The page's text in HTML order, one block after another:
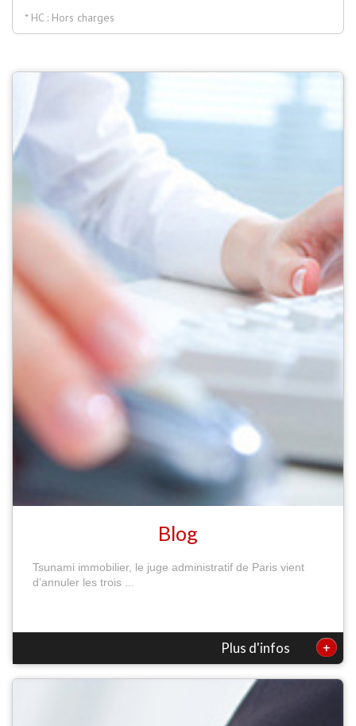
* HC : Hors charges
Blog
Tsunami immobilier, le juge administratif de Paris vient
d’annuler les trois ...
Plus d'infos +